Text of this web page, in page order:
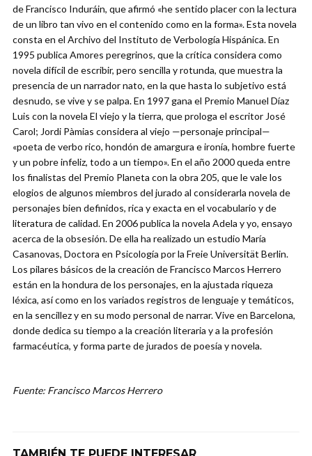
de Francisco Induráin, que afirmó «he sentido placer con la lectura
de un libro tan vivo en el contenido como en la forma». Esta novela
consta en el Archivo del Instituto de Verbología Hispánica. En
1995 publica Amores peregrinos, que la crítica considera como
novela difícil de escribir, pero sencilla y rotunda, que muestra la
presencia de un narrador nato, en la que hasta lo subjetivo está
desnudo, se vive y se palpa. En 1997 gana el Premio Manuel Díaz
Luis con la novela El viejo y la tierra, que prologa el escritor José
Carol; Jordi Pàmias considera al viejo —personaje principal—
«poeta de verbo rico, hondón de amargura e ironía, hombre fuerte
y un pobre infeliz, todo a un tiempo». En el año 2000 queda entre
los finalistas del Premio Planeta con la obra 205, que le vale los
elogios de algunos miembros del jurado al considerarla novela de
personajes bien definidos, rica y exacta en el vocabulario y de
literatura de calidad. En 2006 publica la novela Adela y yo, ensayo
acerca de la obsesión. De ella ha realizado un estudio María
Casanovas, Doctora en Psicología por la Freie Universität Berlin.
Los pilares básicos de la creación de Francisco Marcos Herrero
están en la hondura de los personajes, en la ajustada riqueza
léxica, así como en los variados registros de lenguaje y temáticos,
en la sencillez y en su modo personal de narrar. Vive en Barcelona,
donde dedica su tiempo a la creación literaria y a la profesión
farmacéutica, y forma parte de jurados de poesía y novela.
Fuente: Francisco Marcos Herrero